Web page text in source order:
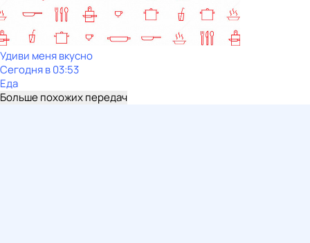
Удиви меня вкусно
Сегодня в 03:53
Еда
Больше похожих передач